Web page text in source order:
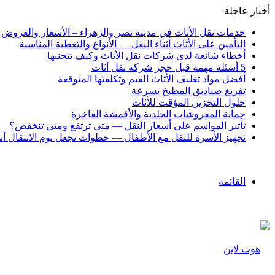
أخبار عاجلة
خدمات نقل الأثاث في مدينة نصر والزهراء – الأسعار والعروض
التأمين على الأثاث أثناء النقل — الأنواع والتغطية المناسبة
أخطاء شائعة لدى شركات نقل الأثاث وكيف تتجنبها
5 أسئلة مهمة قبل حجز شركة نقل أثاث
أفضل مواد تغليف الأثاث القيم وتكلفتها المتوقعة
تفريغ صناديق المطبخ بسرعة
حلول التخزين المؤقت للأثاث
حماية المفروشات الجلدية والأقمشة الفاخرة
تأثير المواسم على أسعار النقل — متى ترتفع ومتى تنخفض؟
تجهيز الأسرة للنقل مع الأطفال — خطوات تجعل يوم الانتقال
القائمة